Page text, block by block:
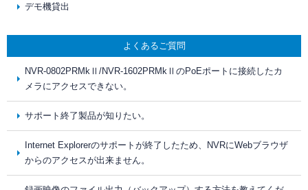
デモ機貸出
よくあるご質問
NVR-0802PRMkⅡ/NVR-1602PRMkⅡのPoEポートに接続したカ
メラにアクセスできない。
サポート終了製品が知りたい。
Internet Explorerのサポートが終了したため、NVRにWebブラウザ
からのアクセスが出来ません。